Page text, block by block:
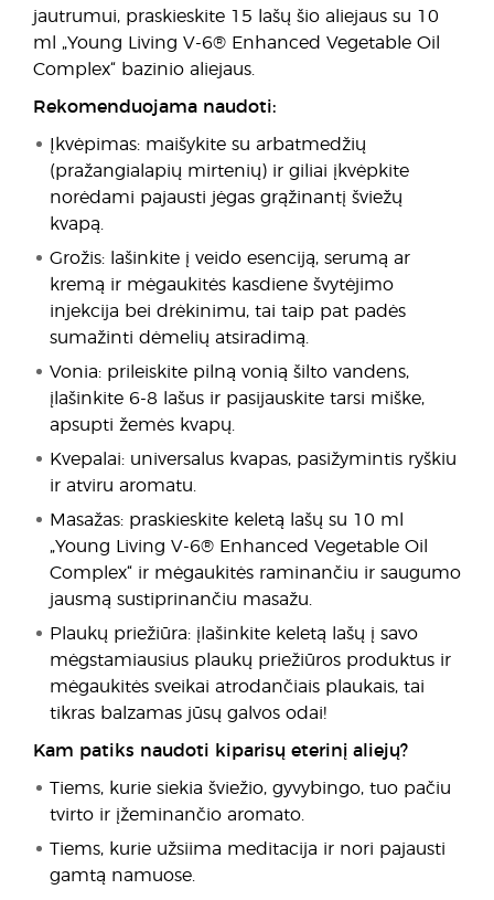
jautrumui, praskieskite 15 lašų šio aliejaus su 10
ml „Young Living V-6® Enhanced Vegetable Oil
Complex“ bazinio aliejaus.
Rekomenduojama naudoti:
Įkvėpimas: maišykite su arbatmedžių
(pražangialapių mirtenių) ir giliai įkvėpkite
norėdami pajausti jėgas grąžinantį šviežų
kvapą.
Grožis: lašinkite į veido esenciją, serumą ar
kremą ir mėgaukitės kasdiene švytėjimo
injekcija bei drėkinimu, tai taip pat padės
sumažinti dėmelių atsiradimą.
Vonia: prileiskite pilną vonią šilto vandens,
įlašinkite 6-8 lašus ir pasijauskite tarsi miške,
apsupti žemės kvapų.
Kvepalai: universalus kvapas, pasižymintis ryškiu
ir atviru aromatu.
Masažas: praskieskite keletą lašų su 10 ml
„Young Living V-6® Enhanced Vegetable Oil
Complex“ ir mėgaukitės raminančiu ir saugumo
jausmą sustiprinančiu masažu.
Plaukų priežiūra: įlašinkite keletą lašų į savo
mėgstamiausius plaukų priežiūros produktus ir
mėgaukitės sveikai atrodančiais plaukais, tai
tikras balzamas jūsų galvos odai!
Kam patiks naudoti kiparisų eterinį aliejų?
Tiems, kurie siekia šviežio, gyvybingo, tuo pačiu
tvirto ir įžeminančio aromato.
Tiems, kurie užsiima meditacija ir nori pajausti
gamtą namuose.